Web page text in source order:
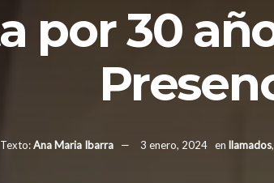
por 30
Texto:Ana Maria Ibarra 3 enero, 2024 en llamados,